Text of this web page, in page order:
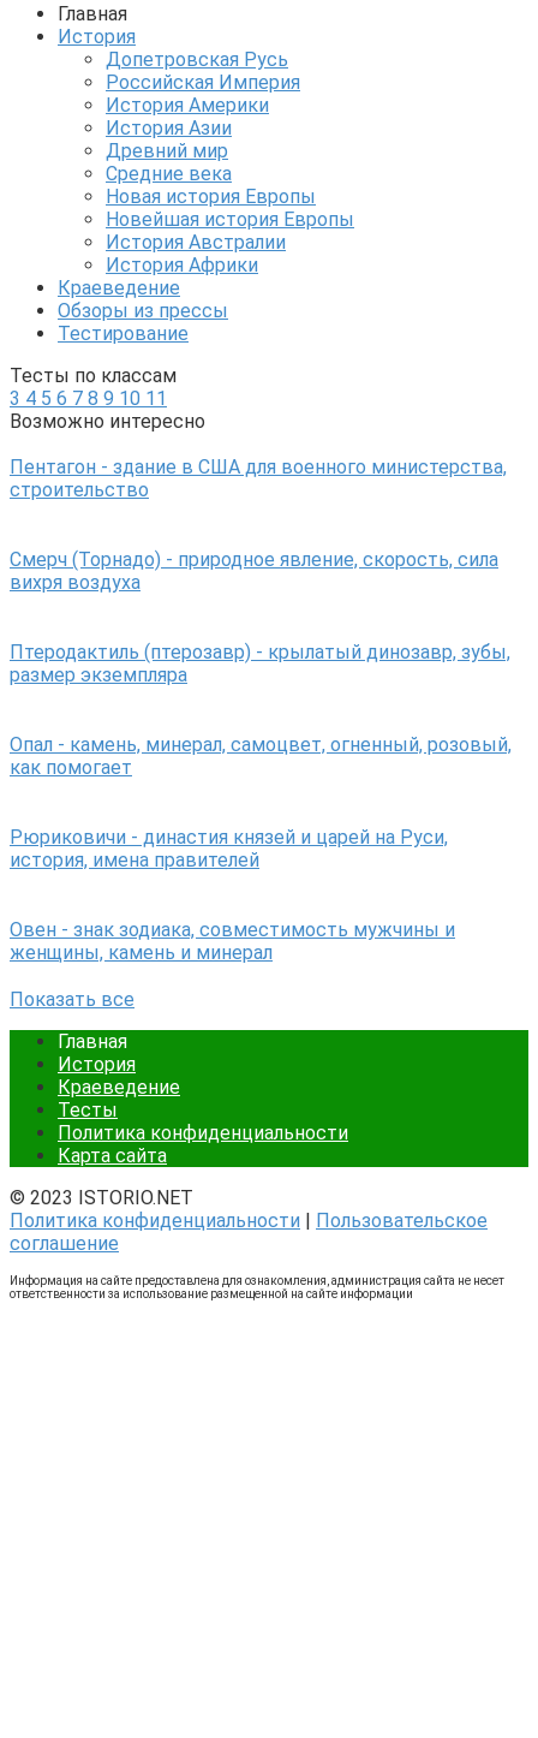
Главная
История
Допетровская Русь
Российская Империя
История Америки
История Азии
Древний мир
Средние века
Новая история Европы
Новейшая история Европы
История Австралии
История Африки
Краеведение
Обзоры из прессы
Тестирование
Тесты по классам
3 4 5 6 7 8 9 10 11
Возможно интересно
Пентагон - здание в США для военного министерства,
строительство
Смерч (Торнадо) - природное явление, скорость, сила
вихря воздуха
Птеродактиль (птерозавр) - крылатый динозавр, зубы,
размер экземпляра
Опал - камень, минерал, самоцвет, огненный, розовый,
как помогает
Рюриковичи - династия князей и царей на Руси,
история, имена правителей
Овен - знак зодиака, совместимость мужчины и
женщины, камень и минерал
Показать все
Главная
История
Краеведение
Тесты
Политика конфиденциальности
Карта сайта
© 2023 ISTORIO.NET
Политика конфиденциальности | Пользовательское
соглашение
Информация на сайте предоставлена для ознакомления, администрация сайта не несет
ответственности за использование размещенной на сайте информации